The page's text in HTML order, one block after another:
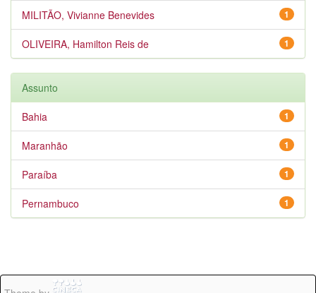
1
MILITÃO, Vivianne Benevides
1
OLIVEIRA, Hamilton Reis de
Assunto
1
Bahia
1
Maranhão
1
Paraíba
1
Pernambuco